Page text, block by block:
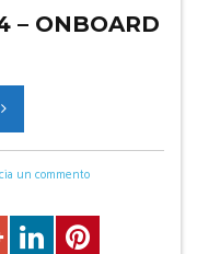
– ONBOARD
un commento